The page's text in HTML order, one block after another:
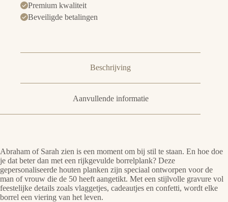
Premium kwaliteit
Beveiligde betalingen
Beschrijving
Aanvullende informatie
Abraham of Sarah zien is een moment om bij stil te staan. En hoe doe
je dat beter dan met een rijkgevulde borrelplank? Deze
gepersonaliseerde houten planken zijn speciaal ontworpen voor de
man of vrouw die de 50 heeft aangetikt. Met een stijlvolle gravure vol
feestelijke details zoals vlaggetjes, cadeautjes en confetti, wordt elke
borrel een viering van het leven.